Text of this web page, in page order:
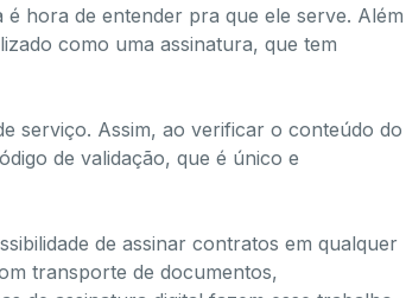
hora de entender pra que ele serve. Além
como uma assinatura, que tem
serviço. Assim, ao verificar o conteúdo do
de validação, que é único e
de ​assinar contratos em qualquer
transporte de documentos,